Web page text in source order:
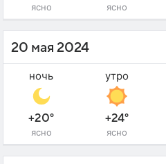
ясно ясно
20 мая 2024
ночь
+20°
ясно
утро
+24°
ясно